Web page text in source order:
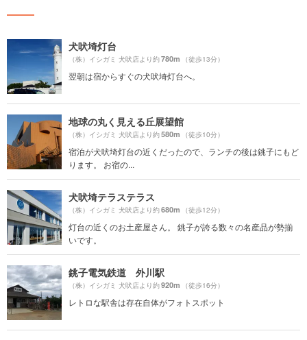
犬吠埼灯台
（株）イシガミ 犬吠店より約780m （徒歩13分）
翌朝は宿からすぐの犬吠埼灯台へ。
地球の丸く見える丘展望館
（株）イシガミ 犬吠店より約580m （徒歩10分）
宿泊が犬吠埼灯台の近くだったので、ランチの後は銚子にもど
ります。 お宿の...
犬吠埼テラステラス
（株）イシガミ 犬吠店より約680m （徒歩12分）
灯台の近くのお土産屋さん。 銚子が誇る数々の名産品が勢揃
いです。
銚子電気鉄道 外川駅
（株）イシガミ 犬吠店より約920m （徒歩16分）
レトロな駅舎は存在自体がフォトスポット